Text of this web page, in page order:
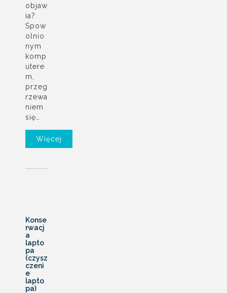
objaw
ia?
Spow
olnio
nym
komp
utere
m,
przeg
rzewa
niem
się…
Więcej
Konse
rwacj
a
lapto
pa
(czysz
czeni
e
lapto
pa)